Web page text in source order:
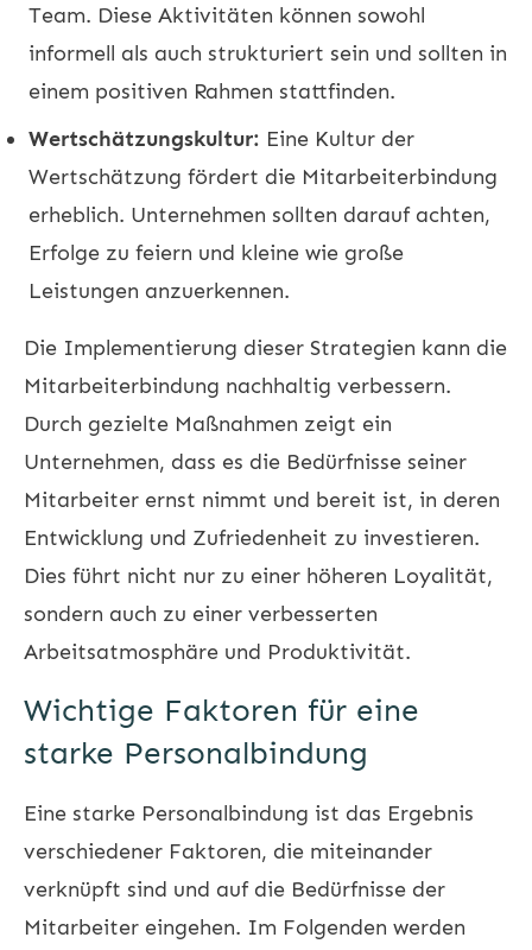
Team. Diese Aktivitäten können sowohl
informell als auch strukturiert sein und sollten in
einem positiven Rahmen stattfinden.
Wertschätzungskultur: Eine Kultur der
Wertschätzung fördert die Mitarbeiterbindung
erheblich. Unternehmen sollten darauf achten,
Erfolge zu feiern und kleine wie große
Leistungen anzuerkennen.
Die Implementierung dieser Strategien kann die
Mitarbeiterbindung nachhaltig verbessern.
Durch gezielte Maßnahmen zeigt ein
Unternehmen, dass es die Bedürfnisse seiner
Mitarbeiter ernst nimmt und bereit ist, in deren
Entwicklung und Zufriedenheit zu investieren.
Dies führt nicht nur zu einer höheren Loyalität,
sondern auch zu einer verbesserten
Arbeitsatmosphäre und Produktivität.
Wichtige Faktoren für eine
starke Personalbindung
Eine starke Personalbindung ist das Ergebnis
verschiedener Faktoren, die miteinander
verknüpft sind und auf die Bedürfnisse der
Mitarbeiter eingehen. Im Folgenden werden